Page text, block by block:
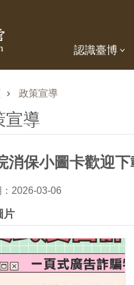
認識臺博
政策宣導
宣導
消保小圖卡歡迎
2026-03-06
片